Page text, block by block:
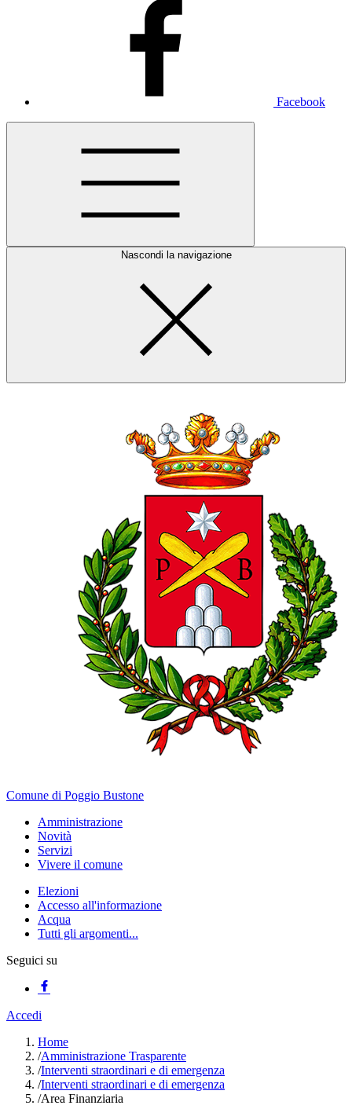
Facebook
Nascondi la navigazione
Comune di Poggio Bustone
Amministrazione
Novità
Servizi
Vivere il comune
Elezioni
Accesso all'informazione
Acqua
Tutti gli argomenti...
Seguici su
Accedi
Home
/Amministrazione Trasparente
/Interventi straordinari e di emergenza
/Interventi straordinari e di emergenza
/Area Finanziaria